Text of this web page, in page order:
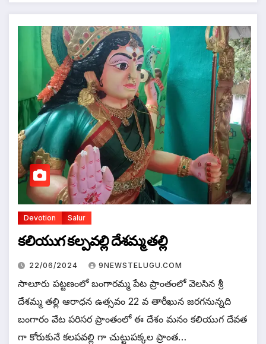
Devotion Salur
కలియుగ కల్పవల్లి దేశమ్మ తల్లి
22/06/2024 9NEWSTELUGU.COM
సాలూరు పట్టణంలో బంగారమ్మ పేట ప్రాంతంలో వెలసిన శ్రీ
దేశమ్మ తల్లి ఆరాధన ఉత్సవం 22 వ తారీఖున జరగనున్నది
బంగారం వేట పరిసర ప్రాంతంలో ఈ దేశం మనం కలియుగ దేవత
గా కోరుకునే కలపవల్లి గా చుట్టుపక్కల ప్రాంత…